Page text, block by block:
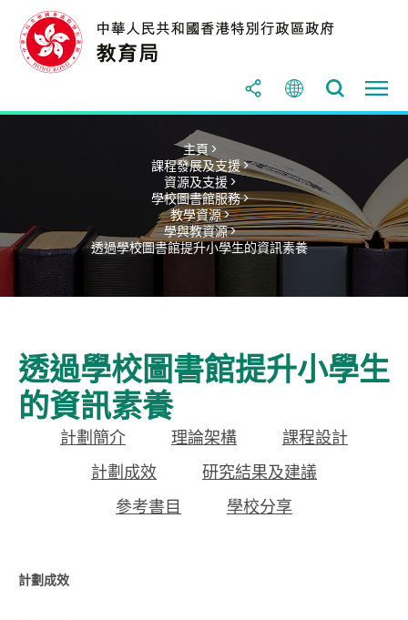
主頁 >
課程發展及支援 >
資源及支援 >
學校圖書館服務 >
教學資源 >
學與教資源 >
透過學校圖書館提升小學生的資訊素養
透過學校圖書館提升小學生
的資訊素養
計劃簡介 理論架構
課程設計
計劃成效
研究結果及建議
參考書目
學校分享
計劃成效